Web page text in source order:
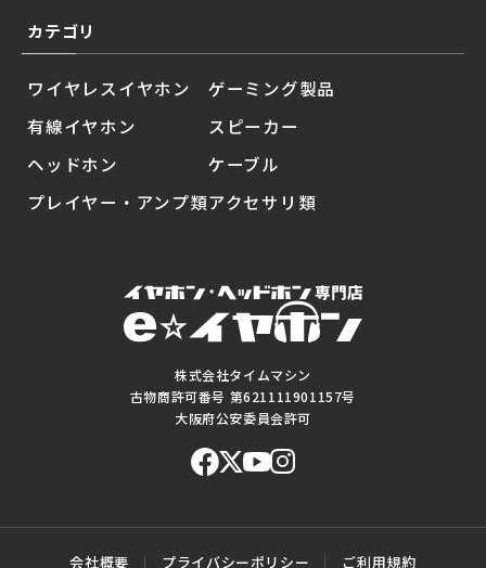
株式会社タイムマシン
古物商許可番号 第621111901157号
大阪府公安委員会許可
カテゴリ
ワイヤレスイヤホン
有線イヤホン
ヘッドホン
プレイヤー・アンプ類
ゲーミング製品
スピーカー
ケーブル
アクセサリ類
会社概要 プライバシーポリシー ご利用規約